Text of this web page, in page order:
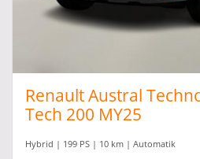
Renault Austral
Tech 200 MY25
Hybrid | 199 PS | 10 km | Automatik